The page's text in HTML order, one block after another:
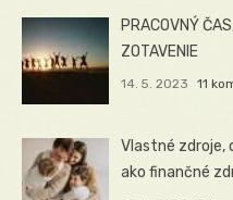
PRACOVNÝ
ZOTAVENIE
14. 5. 2023 11
Vlastné zdroje,
ako finančné